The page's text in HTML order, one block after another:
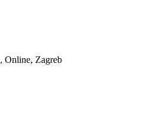
, Online, Zagreb